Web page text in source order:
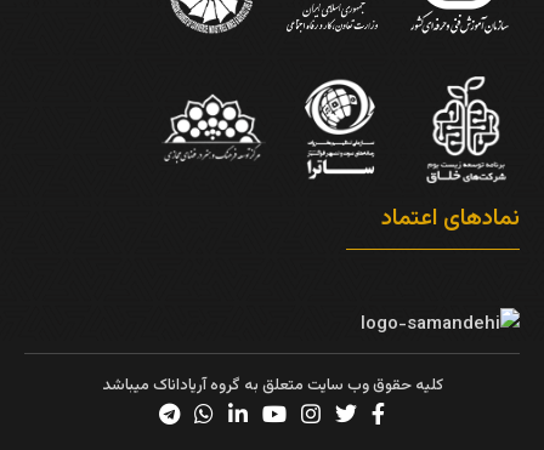
نمادهای اعتماد
کلیه حقوق وب سایت متعلق به گروه آریاداناک میباشد